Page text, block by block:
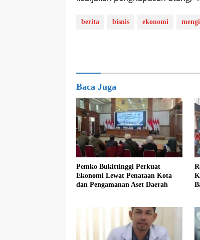
berita bisnis ekonomi
Baca Juga
Pemko Bukittinggi Perkuat
Ekonomi Lewat Penataan Kota
dan Pengamanan Aset Daerah